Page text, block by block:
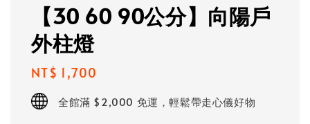
【30 60 90公分】向陽戶
外柱燈
Regular
price
NT$ 1,700
全館滿 $2,000 免運，輕鬆帶走心儀好物